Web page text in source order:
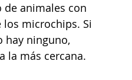
animales con
microchips. Si
hay ninguno,
la más cercana.